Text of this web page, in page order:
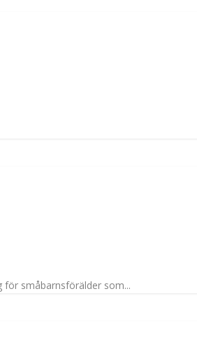
för småbarnsförälder som...